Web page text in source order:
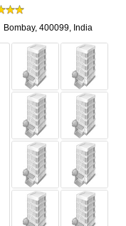
Bombay,400099, India